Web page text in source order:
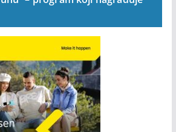
– program koji nagrađuje